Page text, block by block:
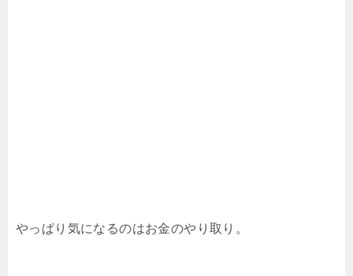
やっぱり気になるのはお金のやり取り。